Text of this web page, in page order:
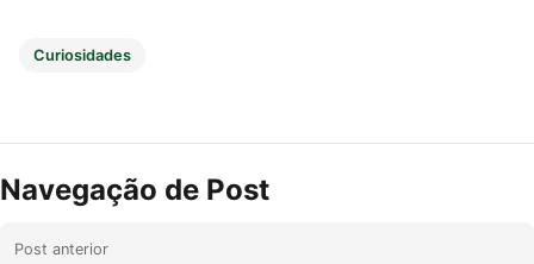
Curiosidades
Navegação de Post
Post anterior